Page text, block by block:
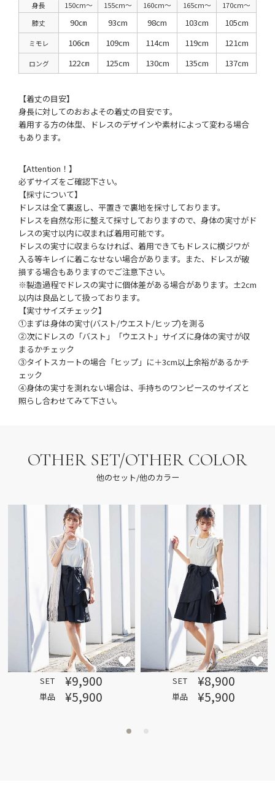
身長 150cm〜 155cm〜 160cm〜 165cm〜
170cm〜
膝丈
90㎝ 93cm 98cm 103cm 105cm
ミモレ 106㎝ 109cm 114cm 119cm 121cm
ロング 122㎝ 125cm 130cm 135cm 137cm
【着丈の目安】
身長に対してのおおよその着丈の目安です。
着用する方の体型、ドレスのデザインや素材によって変わる場合
もあります。
【Attention！】
必ずサイズをご確認下さい。
【採寸について】
ドレスは全て裏返し、平置きで裏地を採寸しております。
ドレスを自然な形に整えて採寸しておりますので、身体の実寸がド
レスの実寸以内に収まれば着用可能です。
ドレスの実寸に収まらなければ、着用できてもドレスに横ジワが
入る等キレイに着こなせない場合があります。また、ドレスが破
損する場合もありますのでご注意下さい。
※製造過程でドレスの実寸に個体差がある場合があります。±2cm
以内は良品として扱っております。
【実寸サイズチェック】
①まずは身体の実寸(バスト/ウエスト/ヒップ)を測る
②次にドレスの「バスト」「ウエスト」サイズに身体の実寸が収
まるかチェック
③タイトスカートの場合「ヒップ」に＋3cm以上余裕があるかチ
ェック
④身体の実寸を測れない場合は、手持ちのワンピースのサイズと
照らし合わせてみて下さい。
OTHER SET/OTHER COLOR
他のセット/他のカラー
SET ¥9,900
単品 ¥5,900
SET ¥8,900
単品 ¥5,900